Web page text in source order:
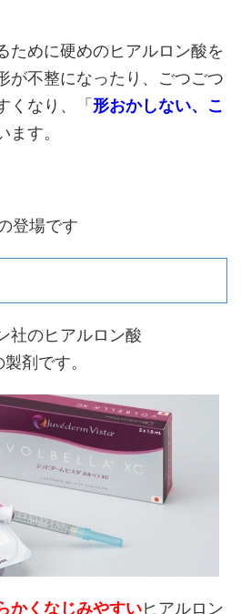
ために硬めのヒアルロン酸を
が不整になったり、ごつごつ
くなり、「形おかしない、こ
ます。
登場です
社のヒアルロン酸
製剤です。
かくなじみやすいヒアルロン